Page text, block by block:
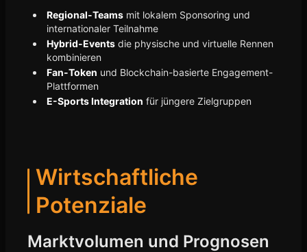
Regional-Teams mit lokalem Sponsoring und
internationaler Teilnahme
Hybrid-Events die physische und virtuelle Rennen
kombinieren
Fan-Token und Blockchain-basierte Engagement-
Plattformen
E-Sports Integration für jüngere Zielgruppen
Wirtschaftliche
Potenziale
Marktvolumen und Prognosen